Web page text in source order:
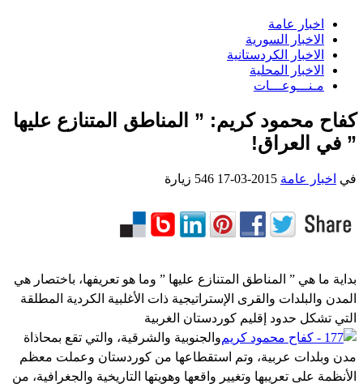
اخبار عامة
الاخبار السورية
الاخبار الكردستانية
الاخبار المحلية
مـنـــوعـــات
كفاح محمود كريم: ” المناطق المتنازع عليها
” في العراق!
في اخبار عامة 2015-03-17 546 زيارة
بداية ما هي ” المناطق المتنازع عليها ” وما هو تعريفها، باختصار هي
المدن والبلدات والقرى الإستراتيجية ذات الأغلبية الكردية المطلقة
التي تشكل حدود إقليم كوردستان الغربية
والجنوبية والشرقية، والتي تقع بمحاذاة
مدن وبلدات عربية، وتم استقطاعها من كوردستان وعملت معظم
الأنظمة على تعريبها وتغيير واقعها وهويتها التاريخية والجغرافية، من